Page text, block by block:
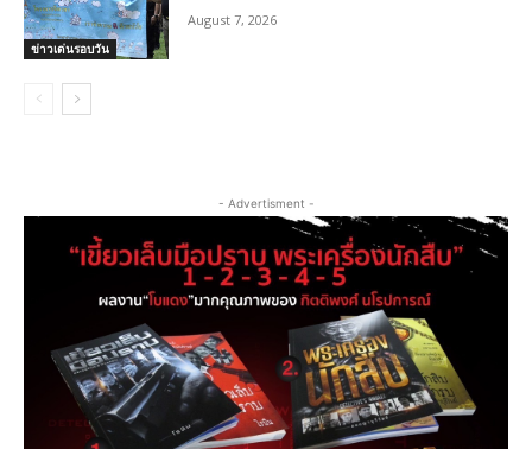
ข่าวเด่นรอบวัน
August 7, 2026
- Advertisment -